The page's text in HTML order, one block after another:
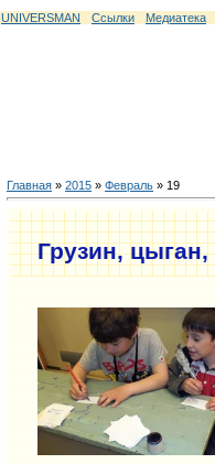
UNIVERSMAN Ссылки Медиатека
Главная » 2015 » Февраль » 19
Грузин,